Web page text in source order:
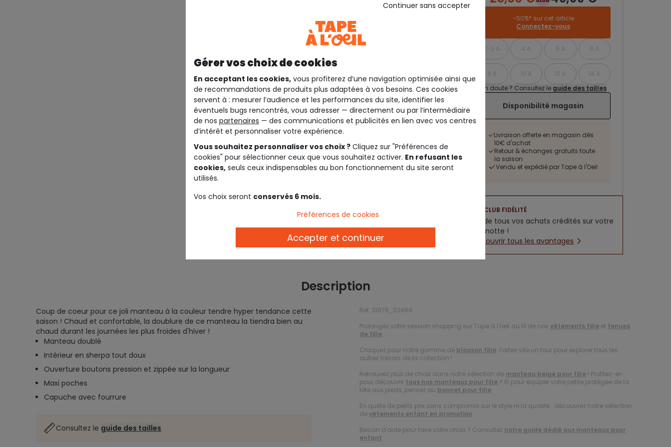
-50%* sur cet article
Connectez-vous
2-3 A 4 A 5 A 6 A
8 A 10 A 12 A
14 A
Un doute ? Consultez le guide des tailles
Disponibilité magasin
Livraison offerte en magasin dès
10€ d'achat
Retour & échanges gratuits toute
la saison
Vendu et expédié par Tape à l'Oeil
CLUB FIDÉLITÉ
5% de tous vos achats crédités sur votre
cagnotte !
Découvrir tous les avantages
Description
Coup de coeur pour ce joli manteau à la couleur tendre hyper tendance cette
saison ! Chaud et confortable, la doublure de ce manteau la tiendra bien au
chaud durant les journées les plus froides d'hiver !
Manteau doublé
Intérieur en sherpa tout doux
Ouverture boutons pression et zippée sur la longueur
Maxi poches
Capuche avec fourrure
Consultez le guide des tailles
Ref. 13976_02469
Prolongez votre session shopping sur Tape à l'oeil au fil de nos vêtements fille et tenues
de fille.
Craquez pour notre gamme de blouson fille. Faites vite un tour pour explorer tous les
autres trésors de la collection !
Retrouvez plus de choix dans notre sélection de manteau beige pour fille ! Profitez-en
pour découvrir tous nos manteaux pour fille ? Et pour équiper votre petite protégée de la
tête aux pieds, pensez au bonnet pour fille.
En quête de petits prix sans compromis sur le style ni la qualité : découvrez notre sélection
devêtements enfant en promotion.
Besoin d'aide pour faire votre choix ? Consultez notre guide dédié aux manteaux pour
enfant.
Gérer vos choix de cookies
En acceptant les cookies, vous profiterez d’une navigation optimisée ainsi que
de recommandations de produits plus adaptées à vos besoins. Ces cookies
servent à : mesurer l’audience et les performances du site, identifier les
éventuels bugs rencontrés, vous adresser — directement ou par l’intermédiaire
de nos partenaires — des communications et publicités en lien avec vos centres
d’intérêt et personnaliser votre expérience.
Vous souhaitez personnaliser vos choix ? Cliquez sur "Préférences de
cookies" pour sélectionner ceux que vous souhaitez activer. En refusant les
cookies, seuls ceux indispensables au bon fonctionnement du site seront
utilisés.
Vos choix seront conservés 6 mois.
Continuer sans accepter
Préférences de cookies
Accepter et continuer